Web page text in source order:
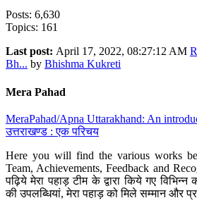
Posts: 6,630
Topics: 161
Last post: April 17, 2022, 08:27:12 AM
Bh... by Bhishma Kukreti
Mera Pahad
MeraPahad/Apna Uttarakhand: An
उत्तराखण्ड : एक परिचय
Here you will find the various works
Team, Achievements, Feedback and
पढ़िये मेरा पहाड़ टीम के द्वारा किये गए विभिन्न
की उपलब्धियां, मेरा पहाड़ को मिले सम्मान और